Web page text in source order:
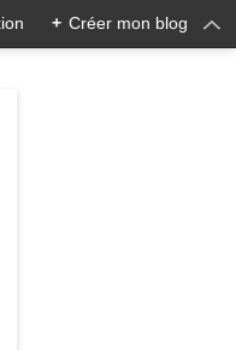
+ Créer mon blog